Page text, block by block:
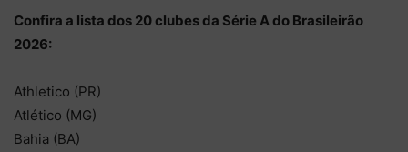
Confira a lista dos 20 clubes da Série A do Brasileirão
2026:
Athletico (PR)
Atlético (MG)
Bahia (BA)